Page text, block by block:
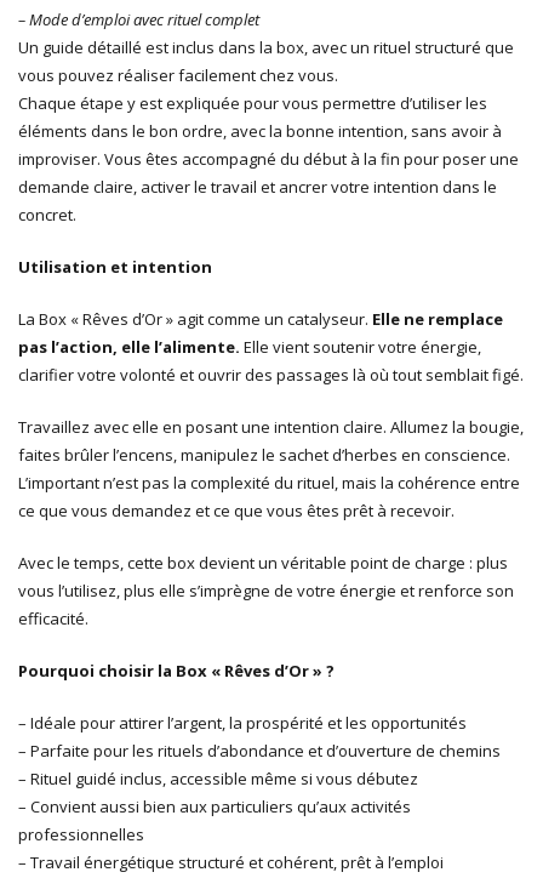
– Mode d’emploi avec rituel complet
Un guide détaillé est inclus dans la box, avec un rituel structuré que
vous pouvez réaliser facilement chez vous.
Chaque étape y est expliquée pour vous permettre d’utiliser les
éléments dans le bon ordre, avec la bonne intention, sans avoir à
improviser. Vous êtes accompagné du début à la fin pour poser une
demande claire, activer le travail et ancrer votre intention dans le
concret.
Utilisation et intention
La Box « Rêves d’Or » agit comme un catalyseur. Elle ne remplace
pas l’action, elle l’alimente. Elle vient soutenir votre énergie,
clarifier votre volonté et ouvrir des passages là où tout semblait figé.
Travaillez avec elle en posant une intention claire. Allumez la bougie,
faites brûler l’encens, manipulez le sachet d’herbes en conscience.
L’important n’est pas la complexité du rituel, mais la cohérence entre
ce que vous demandez et ce que vous êtes prêt à recevoir.
Avec le temps, cette box devient un véritable point de charge : plus
vous l’utilisez, plus elle s’imprègne de votre énergie et renforce son
efficacité.
Pourquoi choisir la Box « Rêves d’Or » ?
– Idéale pour attirer l’argent, la prospérité et les opportunités
– Parfaite pour les rituels d’abondance et d’ouverture de chemins
– Rituel guidé inclus, accessible même si vous débutez
– Convient aussi bien aux particuliers qu’aux activités
professionnelles
– Travail énergétique structuré et cohérent, prêt à l’emploi